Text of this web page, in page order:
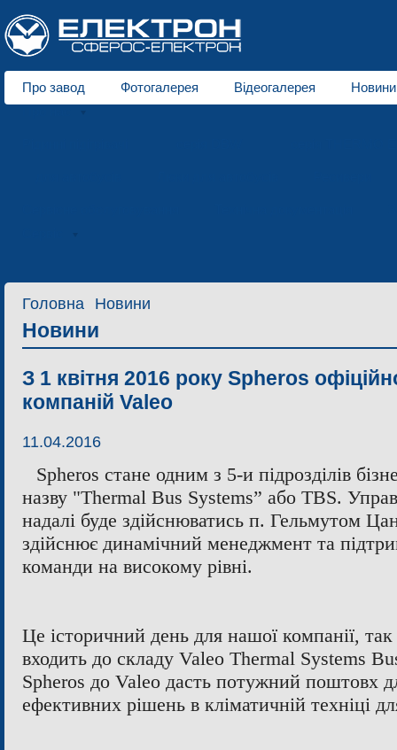
Про завод Фотогалерея
Відеогалерея
Новини
Головна Новини
Новини
З 1 квітня 2016 року Spheros
компаній Valeo
11.04.2016
Spheros стане одним з 5-и підрозділів
назву "Thermal Bus Systems” або TBS.
надалі буде здійснюватись п. Гельмутом
здійснює динамічний менеджмент та
команди на високому рівні.
Це історичний день для нашої компанії, так
входить до складу Valeo Thermal Systems
Spheros до Valeo дасть потужний поштовх
ефективних рішень в кліматичній техніці